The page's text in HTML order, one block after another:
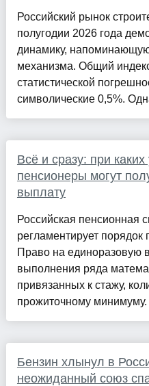
Российский рынок
полугодии 2026 года
динамику,
механизма. Общий
статистической
символические 0,5%.
Всё и сразу: при
пенсионеры могут
выплату
Российская пенсионная
регламентирует порядок
Право на единоразовую
выполнения ряда
привязанных к стажу,
прожиточному
Бензин хлынул в
неожиданный союз